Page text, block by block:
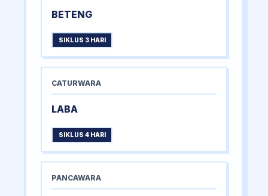
BETENG
SIKLUS 3 HARI
CATURWARA
LABA
SIKLUS 4 HARI
PANCAWARA